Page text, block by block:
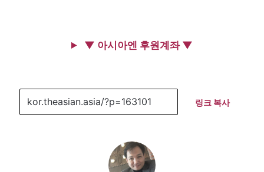
▼ 아시아엔 후원계좌 ▼
링크 복사